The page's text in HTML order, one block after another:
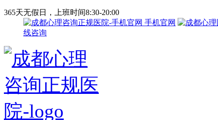
365天无假日，上班时间8:30-20:00
手机官网
线咨询